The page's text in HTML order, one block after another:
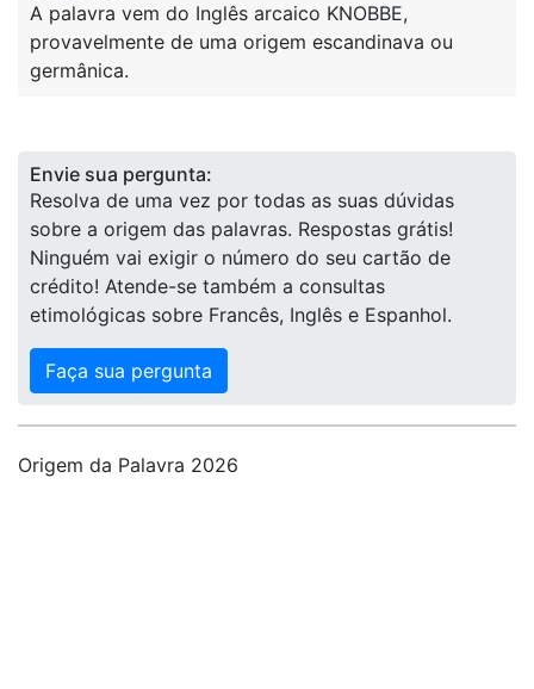
A palavra vem do Inglês arcaico KNOBBE,
provavelmente de uma origem escandinava ou
germânica.
Envie sua pergunta:
Resolva de uma vez por todas as suas dúvidas
sobre a origem das palavras. Respostas grátis!
Ninguém vai exigir o número do seu cartão de
crédito! Atende-se também a consultas
etimológicas sobre Francês, Inglês e Espanhol.
Faça sua pergunta
Origem da Palavra 2026